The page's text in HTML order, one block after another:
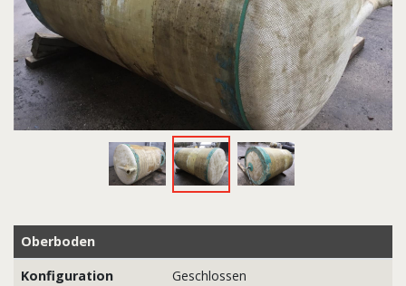
Oberboden
Konfiguration
Geschlossen